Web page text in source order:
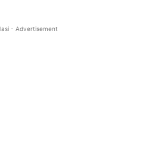
- Advertisement